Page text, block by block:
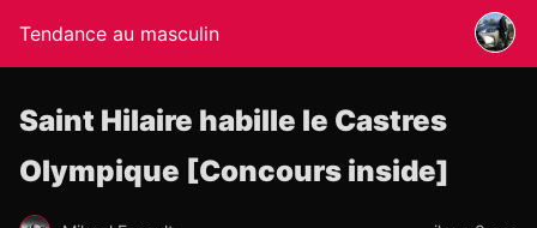
Tendance au masculin
Saint Hilaire habille le Castres
Olympique [Concours inside]